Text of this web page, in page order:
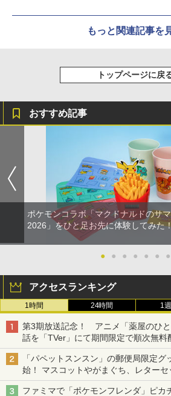
もっと関連記事を
トップページに戻
おすすめ記事
ポケモンコラボ「マクドナルドのサ
2026」をひと足お先に体験してみた
● ● ● ● ● ● ●
アクセスランキング
1時間 24時間 1
第3期放送記念！ アニメ「薬屋のひ
話を「TVer」にて期間限定で順次無料
「パペットスンスン」の郵便局限定
始！ マスコットやがまぐち、レター
ファミマで「ポケモンフレンダ」ピカ